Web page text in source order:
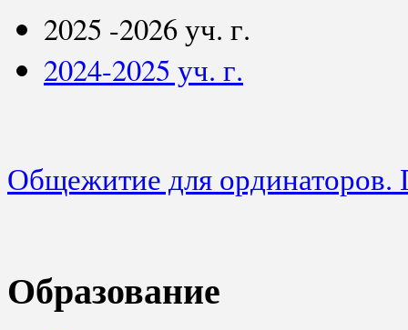
2025 -2026 уч. г.
2024-2025 уч. г.
Общежитие для ординаторов.
Образование